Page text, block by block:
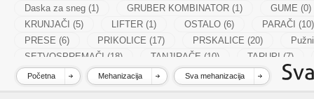
Daska za sneg (1)
GRUBER KOMBINATOR (1)
GUME (0)
KRUNJAČI (5)
LIFTER (1) OSTALO (6)
PARAČI (10)
PRESE (6)
PRIKOLICE (17) PRSKALICE (20)
SETVOSPREMAČI (18)
TANJIRAČE (10)
TARUPI (7)
VALJCI (8)
Početna Mehanizacija Sva mehanizacija